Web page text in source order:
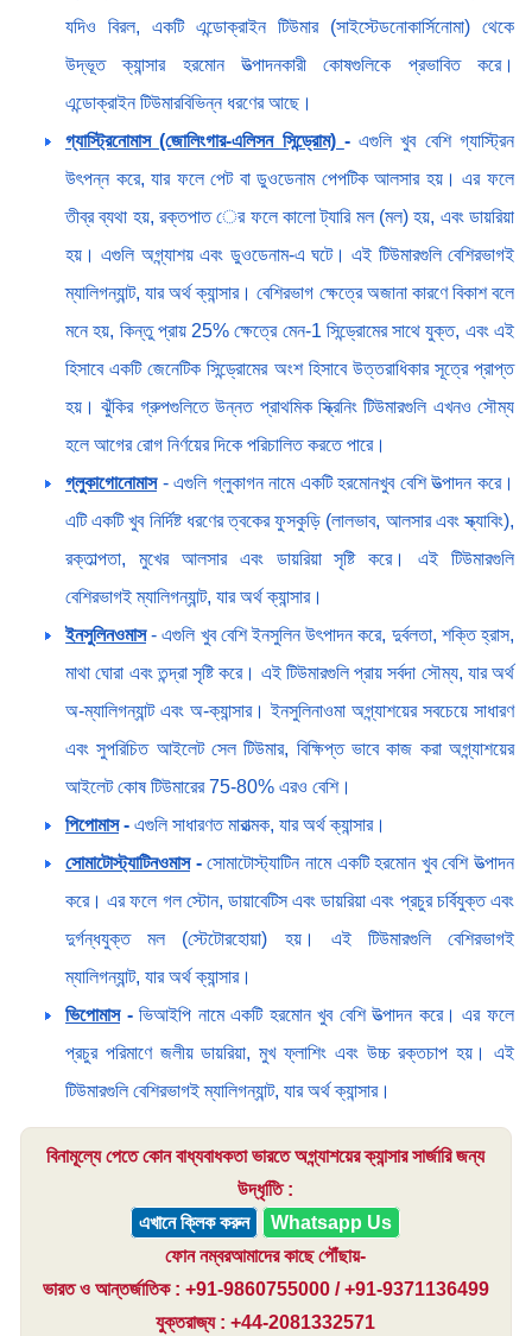
যদিও বিরল, একটি এন্ডোক্রাইন টিউমার (সাইস্টেডনোকার্সিনোমা) থেকে
উদ্ভূত ক্যান্সার হরমোন উত্পাদনকারী কোষগুলিকে প্রভাবিত করে।
এন্ডোক্রাইন টিউমারবিভিন্ন ধরণের আছে।
গ্যাস্ট্রিনোমাস (জোলিংগার-এলিসন সিন্ড্রোম) -এগুলি খুব বেশি গ্যাস্ট্রিন
উৎপন্ন করে, যার ফলে পেট বা ডুওডেনাম পেপটিক আলসার হয়। এর ফলে
তীব্র ব্যথা হয়, রক্তপাত ের ফলে কালো ট্যারি মল (মল) হয়, এবং ডায়রিয়া
হয়। এগুলি অগ্ন্যাশয় এবং ডুওডেনাম-এ ঘটে। এই টিউমারগুলি বেশিরভাগই
ম্যালিগন্যান্ট, যার অর্থ ক্যান্সার। বেশিরভাগ ক্ষেত্রে অজানা কারণে বিকাশ বলে
মনে হয়, কিন্তু প্রায় 25% ক্ষেত্রে মেন-1 সিন্ড্রোমের সাথে যুক্ত, এবং এই
হিসাবে একটি জেনেটিক সিন্ড্রোমের অংশ হিসাবে উত্তরাধিকার সূত্রে প্রাপ্ত
হয়। ঝুঁকির গ্রুপগুলিতে উন্নত প্রাথমিক স্ক্রিনিং টিউমারগুলি এখনও সৌম্য
হলে আগের রোগ নির্ণয়ের দিকে পরিচালিত করতে পারে।
গ্লুকাগোনোমাস- এগুলি গ্লুকাগন নামে একটি হরমোনখুব বেশি উত্পাদন করে।
এটি একটি খুব নির্দিষ্ট ধরণের ত্বকের ফুসকুড়ি (লালভাব, আলসার এবং স্ক্যাবিং),
রক্তাল্পতা, মুখের আলসার এবং ডায়রিয়া সৃষ্টি করে। এই টিউমারগুলি
বেশিরভাগই ম্যালিগন্যান্ট, যার অর্থ ক্যান্সার।
ইনসুলিনওমাস - এগুলি খুব বেশি ইনসুলিন উৎপাদন করে, দুর্বলতা, শক্তি হ্রাস,
মাথা ঘোরা এবং তন্দ্রা সৃষ্টি করে। এই টিউমারগুলি প্রায় সর্বদা সৌম্য, যার অর্থ
অ-ম্যালিগন্যান্ট এবং অ-ক্যান্সার। ইনসুলিনাওমা অগ্ন্যাশয়ের সবচেয়ে সাধারণ
এবং সুপরিচিত আইলেট সেল টিউমার, বিক্ষিপ্ত ভাবে কাজ করা অগ্ন্যাশয়ের
আইলেট কোষ টিউমারের 75-80% এরও বেশি।
পিপোমাস- এগুলি সাধারণত মারাত্মক, যার অর্থ ক্যান্সার।
সোমাটোস্ট্যাটিনওমাস-সোমাটোস্ট্যাটিন নামে একটি হরমোন খুব বেশি উত্পাদন
করে। এর ফলে গল স্টোন, ডায়াবেটিস এবং ডায়রিয়া এবং প্রচুর চর্বিযুক্ত এবং
দুর্গন্ধযুক্ত মল (স্টেটোরহোয়া) হয়। এই টিউমারগুলি বেশিরভাগই
ম্যালিগন্যান্ট, যার অর্থ ক্যান্সার।
ভিপোমাস-ভিআইপি নামে একটি হরমোন খুব বেশি উত্পাদন করে। এর ফলে
প্রচুর পরিমাণে জলীয় ডায়রিয়া, মুখ ফ্লাশিং এবং উচ্চ রক্তচাপ হয়। এই
টিউমারগুলি বেশিরভাগই ম্যালিগন্যান্ট, যার অর্থ ক্যান্সার।
বিনামূল্যে পেতে কোন বাধ্যবাধকতা ভারতে অগ্ন্যাশয়ের ক্যান্সার সার্জারি জন্য
উদ্ধৃতিি :
এখানে ক্লিক করুন
Whatsapp Us
ফোন নম্বরআমাদের কাছে পৌঁছায়-
ভারত ও আন্তর্জাতিক : +91-9860755000 / +91-9371136499
যুক্তরাজ্য : +44-2081332571